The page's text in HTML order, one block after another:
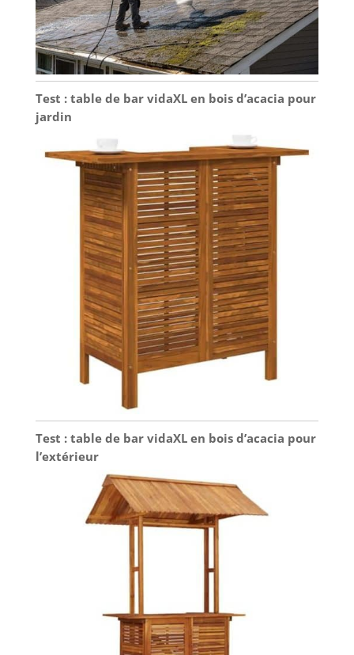
Test : table de bar vidaXL en bois d’acacia pour
jardin
Test : table de bar vidaXL en bois d’acacia pour
l’extérieur